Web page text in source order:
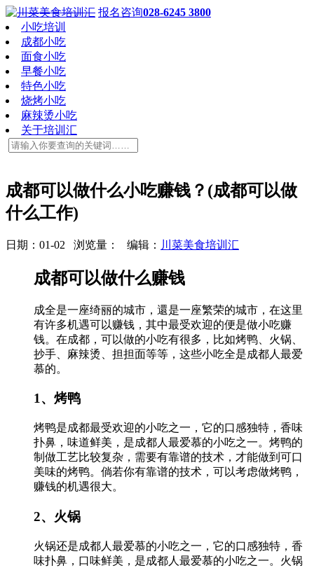
报名咨询028-6245 3800
小吃培训
成都小吃
面食小吃
早餐小吃
特色小吃
烧烤小吃
麻辣烫小吃
关于培训汇
成都可以做什么小吃赚钱？(成都可以做
什么工作)
日期：01-02 浏览量： 编辑： 川菜美食培训汇
成都可以做什么赚钱
成全是一座绮丽的城市，還是一座繁荣的城市，在这里
有许多机遇可以赚钱，其中最受欢迎的便是做小吃赚
钱。在成都，可以做的小吃有很多，比如烤鸭、火锅、
抄手、麻辣烫、担担面等等，这些小吃全是成都人最爱
慕的。
1、烤鸭
烤鸭是成都最受欢迎的小吃之一，它的口感独特，香味
扑鼻，味道鲜美，是成都人最爱慕的小吃之一。烤鸭的
制做工艺比较复杂，需要有靠谱的技术，才能做到可口
美味的烤鸭。倘若你有靠谱的技术，可以考虑做烤鸭，
赚钱的机遇很大。
2、火锅
火锅还是成都人最爱慕的小吃之一，它的口感独特，香
味扑鼻，口味鲜美，是成都人最爱慕的小吃之一。火锅